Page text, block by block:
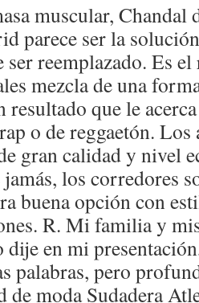
muscular, Chandal
parece ser la
ser reemplazado. Es
mezcla de una
resultado que le
o de reggaetón.
gran calidad y nivel
los corredores
buena opción con
R. Mi familia y
dije en mi
palabras, pero
de moda Sudadera